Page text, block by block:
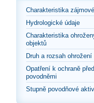
Charakteristika
Hydrologické údaje
Charakteristika
objektů
Druh a rozsah ohrožení
Opatření k ochraně před
povodněmi
Stupně povodňové